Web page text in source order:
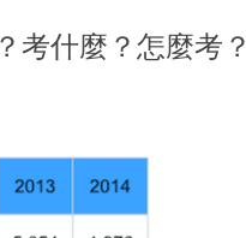
考什麼？怎麼考？